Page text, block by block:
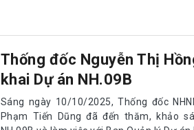
Thống đốc Nguyễn Thị
khai Dự án NH.09B
Sáng ngày 10/10/2025, Thống đốc
Phạm Tiến Dũng đã đến thăm, khảo